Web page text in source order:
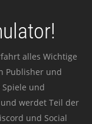
alles Wichtige
Publisher und
Spiele und
werdet Teil der
und Social